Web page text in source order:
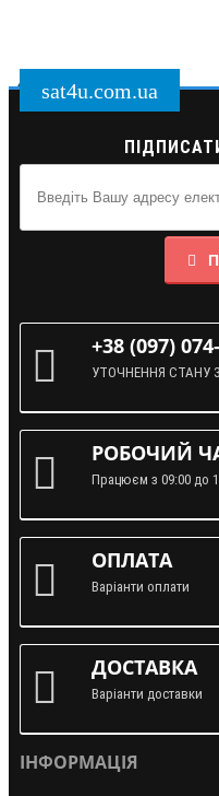
sat4u.com.ua
+38 (097)
УТОЧНЕННЯ СТАНУ
РОБОЧИЙ
Працюєм з 09:00 до
ОПЛАТА
Варіанти оплати
ДОСТАВКА
Варіанти доставки
ІНФОРМАЦІЯ